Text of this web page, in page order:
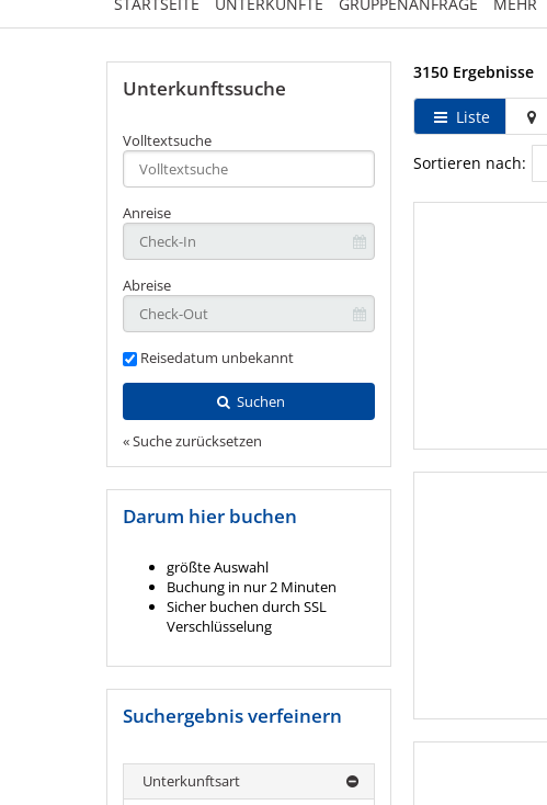
3150 Ergebnisse
Liste
Sortieren nach:
Unterkunftssuche
Volltextsuche
Type 2 or
characters
Anreise
Abreise
Reisedatum unbekannt
Suchen
« Suche zurücksetzen
Darum hier buchen
größte Auswahl
Buchung in nur 2 Minuten
Sicher buchen durch SSL
Verschlüsselung
Suchergebnis verfeinern
Unterkunftsart